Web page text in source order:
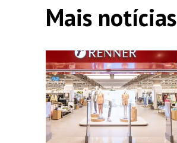
Mais notícias